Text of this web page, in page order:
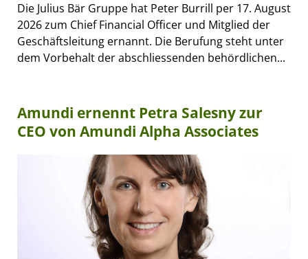
Die Julius Bär Gruppe hat Peter Burrill per 17. August
2026 zum Chief Financial Officer und Mitglied der
Geschäftsleitung ernannt. Die Berufung steht unter
dem Vorbehalt der abschliessenden behördlichen...
Amundi ernennt Petra Salesny zur
CEO von Amundi Alpha Associates